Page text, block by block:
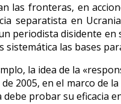
las fronteras, en
separatista en
periodista disidente
sistemática las bases
la idea de la
2005, en el marco de
probar su eficacia